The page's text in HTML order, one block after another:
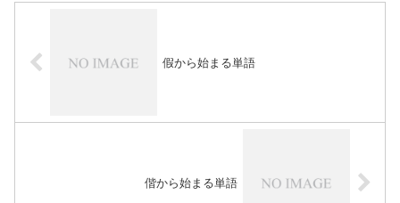
假から始まる単語
偕から始まる単語